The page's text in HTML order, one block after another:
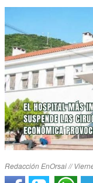
Redacción EnOrsai //